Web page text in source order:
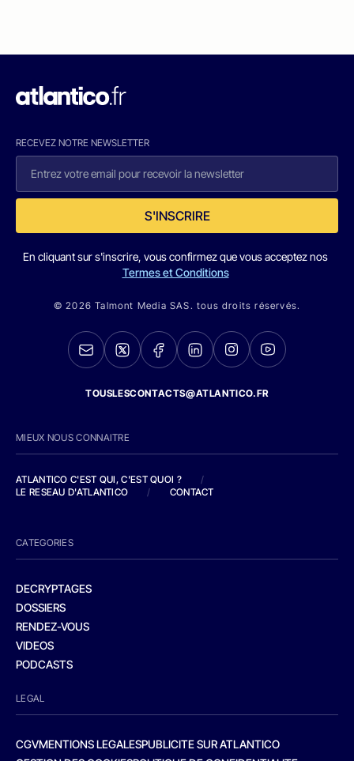
RECEVEZ NOTRE NEWSLETTER
S'INSCRIRE
En cliquant sur s'inscrire, vous confirmez que vous acceptez nos
Termes et Conditions
© 2026 Talmont Media SAS. tous droits réservés.
TOUSLESCONTACTS@ATLANTICO.FR
MIEUX NOUS CONNAITRE
ATLANTICO C'EST QUI, C'EST QUOI ?
/
LE RESEAU D'ATLANTICO
/ CONTACT
CATEGORIES
DECRYPTAGES
DOSSIERS
RENDEZ-VOUS
VIDEOS
PODCASTS
LEGAL
CGVMENTIONS LEGALESPUBLICITE SUR ATLANTICO